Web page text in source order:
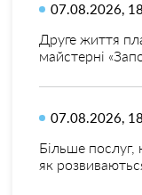
07.08.2026,
Друге життя
майстерні
07.08.2026,
Більше послуг,
як